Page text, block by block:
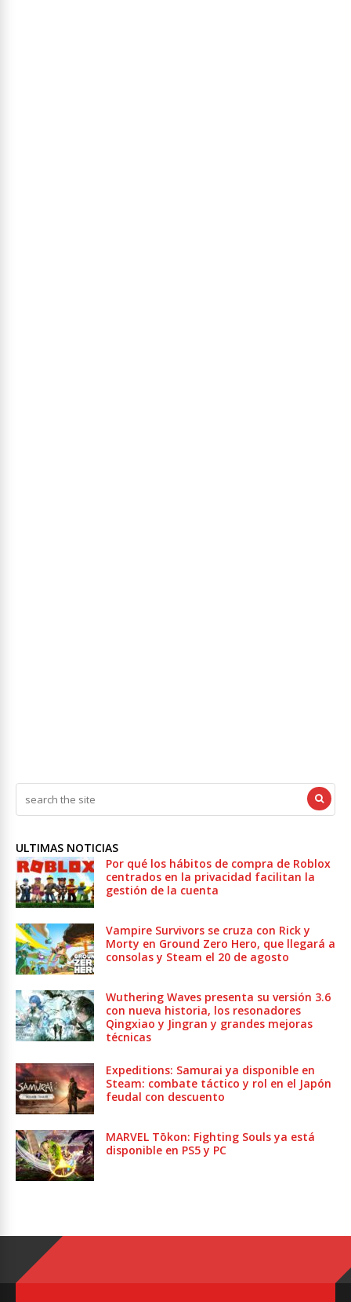
ULTIMAS NOTICIAS
Por qué los hábitos de compra de Roblox
centrados en la privacidad facilitan la
gestión de la cuenta
Vampire Survivors se cruza con Rick y
Morty en Ground Zero Hero, que llegará a
consolas y Steam el 20 de agosto
Wuthering Waves presenta su versión 3.6
con nueva historia, los resonadores
Qingxiao y Jingran y grandes mejoras
técnicas
Expeditions: Samurai ya disponible en
Steam: combate táctico y rol en el Japón
feudal con descuento
MARVEL Tōkon: Fighting Souls ya está
disponible en PS5 y PC